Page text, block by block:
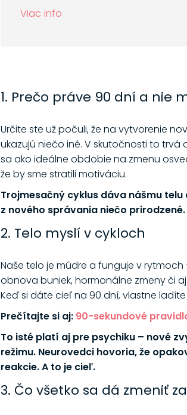
Viac info
1. Prečo práve 90 dní a nie
Určite ste už počuli, že na vytvorenie
ukazujú niečo iné. V skutočnosti to trvá
sa ako ideálne obdobie na zmenu
že by sme stratili motiváciu.
Trojmesačný cyklus dáva nášmu
z nového správania niečo prirodzené.
2. Telo myslí v cykloch
Naše telo je múdre a funguje v
obnova buniek, hormonálne zmeny či
Keď si dáte cieľ na 90 dní, vlastne
Prečítajte si aj: 90-sekundové
To isté platí aj pre psychiku – nové
režimu. Neurovedci hovoria, že
reakcie. A to je cieľ.
3. Čo všetko sa dá zmeniť